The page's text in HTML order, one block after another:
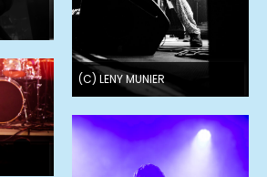
(C) LENY MUNIER